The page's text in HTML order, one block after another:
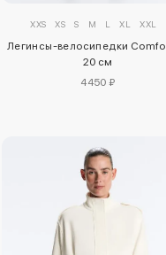
XXS XS S M L XL XXL
Легинсы-велосипедки
20 см
4450 ₽